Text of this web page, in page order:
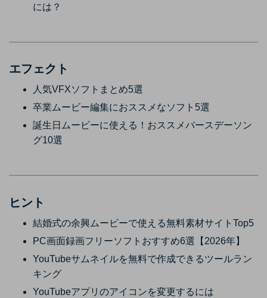
には？
エフェクト
人気VFXソフトまとめ5選
卒業ムービー編集におススメなソフト5選
誕生日ムービーに使える！おススメバースデーソン
グ10選
ヒント
結婚式の余興ムービーで使える無料素材サイトTop5
PC画面録画フリーソフトおすすめ6選【2026年】
YouTubeサムネイルを無料で作成できるツールラン
キング
YouTubeアプリのアイコンを変更するには